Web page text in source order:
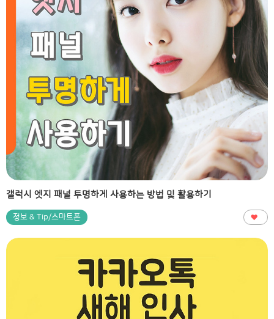
갤럭시 엣지 패널 투명하게 사용하는 방법 및 활용하기
정보 & Tip/스마트폰